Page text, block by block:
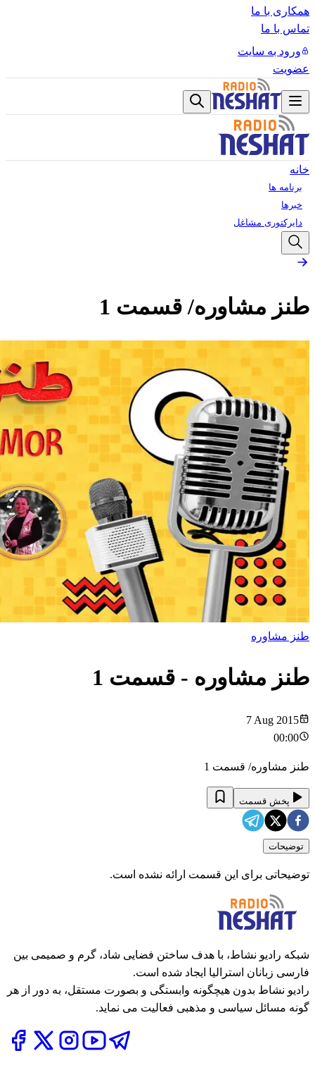
همکاری با ما
تماس با ما
ورود به سایت
عضویت
خانه
برنامه ها
خبرها
دایرکتوری مشاغل
طنز مشاوره/ قسمت 1
طنز مشاوره
طنز مشاوره - قسمت 1
7 Aug 2015
00:00
طنز مشاوره/ قسمت 1
پخش قسمت
توضیحات
توضیحاتی برای این قسمت ارائه نشده است.
شبکه رادیو نشاط، با هدف ساختن فضایی شاد، گرم و صمیمی بین
فارسی زبانان استرالیا ایجاد شده است.
رادیو نشاط بدون هیچگونه وابستگی و بصورت مستقل، به دور از هر
گونه مسائل سیاسی و مذهبی فعالیت می نماید.